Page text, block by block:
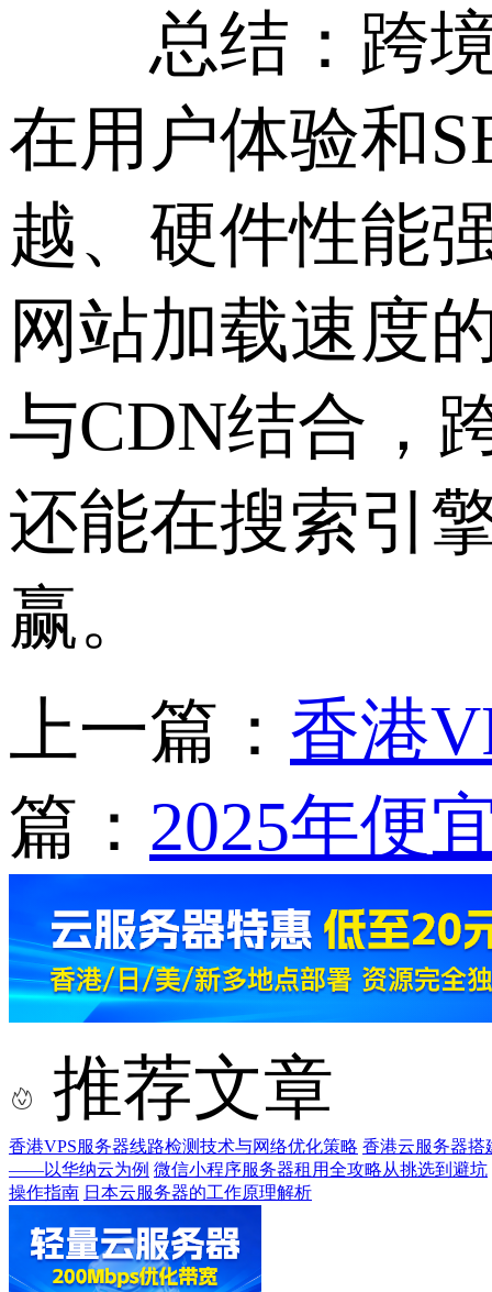
总结：跨境
在用户体验和
越、硬件性能
网站加载速度
与CDN结合，
还能在搜索引
赢。
上一篇： 香港
篇： 2025年便
推荐文章
香港VPS服务器线路检测技术与网络优化策略 香港云服务器搭
——以华纳云为例 微信小程序服务器租用全攻略从挑选到避坑
操作指南 日本云服务器的工作原理解析